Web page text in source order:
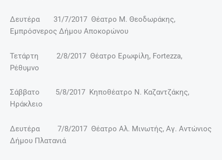
Δευτέρα 31/7/2017 Θέατρο Μ. Θεοδωράκης,
Εμπρόσνερος Δήμου Αποκορώνου
Τετάρτη 2/8/2017 Θέατρο Ερωφίλη, Fortezza,
Ρέθυμνο
Σάββατο 5/8/2017 Κηποθέατρο Ν. Καζαντζάκης,
Ηράκλειο
Δευτέρα 7/8/2017 Θέατρο Αλ. Μινωτής, Αγ. Αντώνιος
Δήμου Πλατανιά